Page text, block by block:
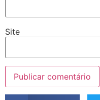
Site